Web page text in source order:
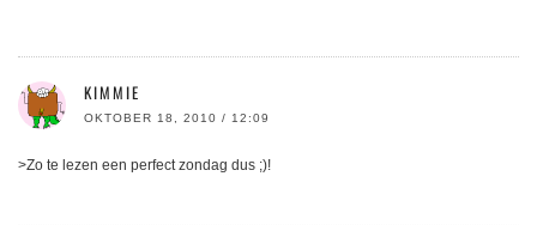
KIMMIE
OKTOBER 18, 2010 / 12:09
>Zo te lezen een perfect zondag dus ;)!